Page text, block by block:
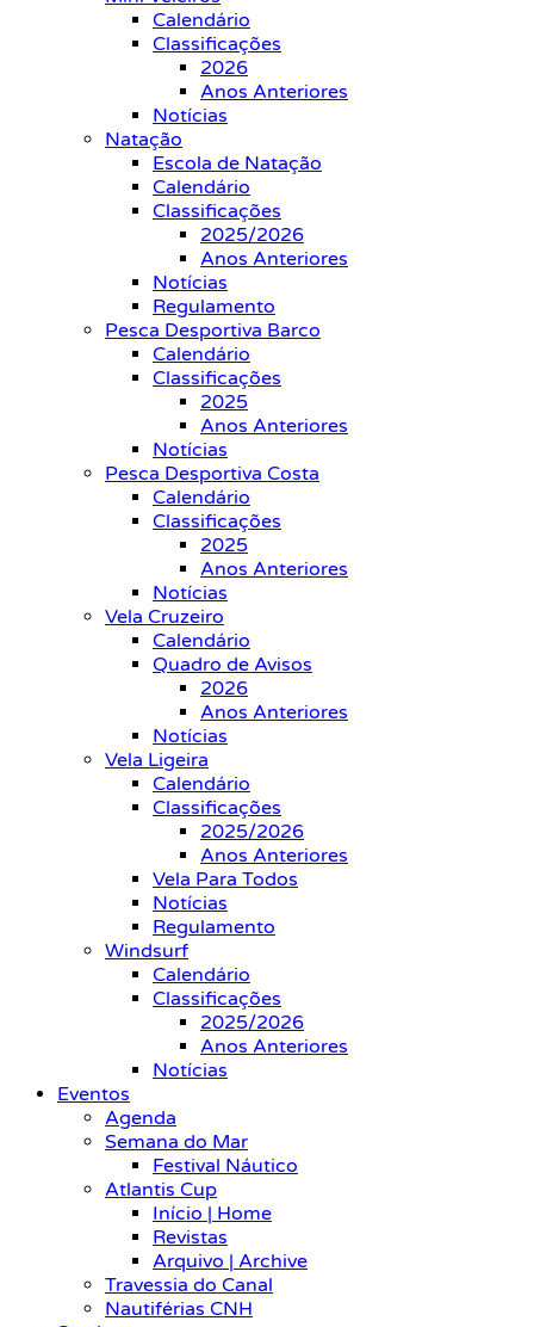
Calendário
Classificações
2026
Anos Anteriores
Notícias
Natação
Escola de Natação
Calendário
Classificações
2025/2026
Anos Anteriores
Notícias
Regulamento
Pesca Desportiva Barco
Calendário
Classificações
2025
Anos Anteriores
Notícias
Pesca Desportiva Costa
Calendário
Classificações
2025
Anos Anteriores
Notícias
Vela Cruzeiro
Calendário
Quadro de Avisos
2026
Anos Anteriores
Notícias
Vela Ligeira
Calendário
Classificações
2025/2026
Anos Anteriores
Vela Para Todos
Notícias
Regulamento
Windsurf
Calendário
Classificações
2025/2026
Anos Anteriores
Notícias
Eventos
Agenda
Semana do Mar
Festival Náutico
Atlantis Cup
Início | Home
Revistas
Arquivo | Archive
Travessia do Canal
Nautiférias CNH